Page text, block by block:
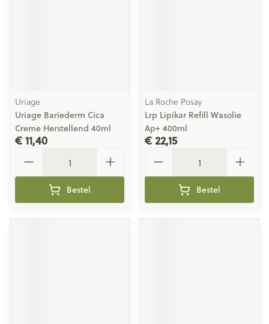
Uriage
Uriage Bariederm Cica
Creme Herstellend 40ml
€ 11,40
Bestel
La Roche Posay
Lrp Lipikar Refill Wasolie
Ap+ 400ml
€ 22,15
Bestel